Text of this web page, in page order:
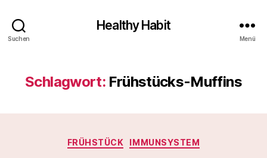
Suchen
Healthy Habit
Menü
Schlagwort: Frühstücks-Muffins
Kategorien
FRÜHSTÜCK IMMUNSYSTEM